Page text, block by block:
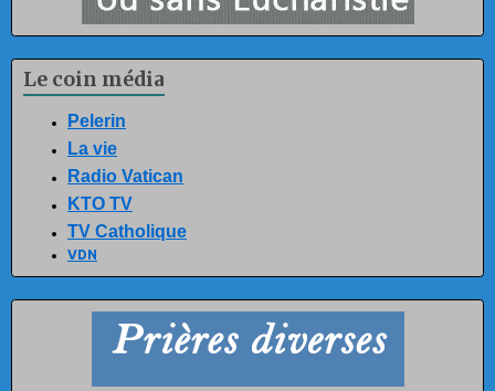
Le coin média
Pelerin
La vie
Radio Vatican
KTO TV
TV Catholique
VDN